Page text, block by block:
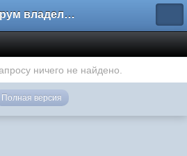
Форум владельцев интернет-магазинов
ничего не найдено.
Полная версия